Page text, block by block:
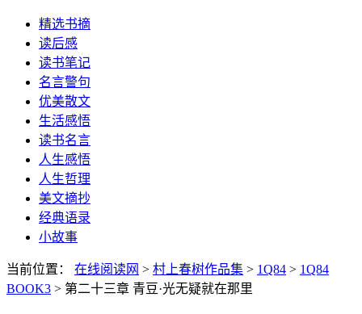
精选书摘
读后感
读书笔记
名言警句
优美散文
生活感悟
读书名言
人生感悟
人生哲理
美文摘抄
经典语录
小故事
当前位置： 在线阅读网 > 村上春树作品集 > 1Q84 > 1Q84
BOOK3 > 第二十三章 青豆·光无疑就在那里